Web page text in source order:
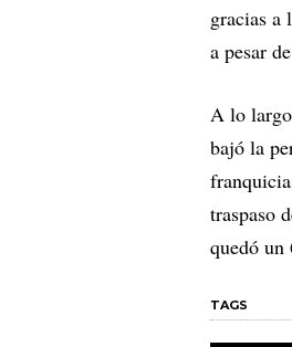
gracias a
a pesar
A lo
bajó la
traspaso
quedó un
TAGS